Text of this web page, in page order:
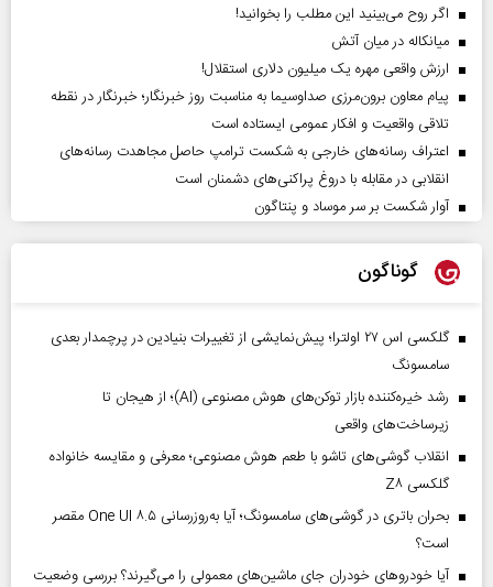
اگر روح می‌بینید این مطلب را بخوانید!
میانکاله در میان آتش
ارزش واقعی مهره یک میلیون دلاری استقلال!
پیام معاون برون‌مرزی صداوسیما به مناسبت روز خبرنگار؛ خبرنگار در نقطه
تلاقی واقعیت و افکار عمومی ایستاده است
اعتراف رسانه‌های خارجی به شکست ترامپ حاصل مجاهدت رسانه‌های
انقلابی در مقابله با دروغ پراکنی‌های دشمنان است
آوار شکست بر سر موساد و پنتاگون
گوناگون
گلکسی اس ۲۷ اولترا؛ پیش‌نمایشی از تغییرات بنیادین در پرچمدار بعدی
سامسونگ
رشد خیره‌کننده بازار توکن‌های هوش مصنوعی (AI)؛ از هیجان تا
زیرساخت‌های واقعی
انقلاب گوشی‌های تاشو‌ با طعم هوش مصنوعی؛ معرفی و مقایسه خانواده
گلکسی Z۸
بحران باتری در گوشی‌های سامسونگ؛ آیا به‌روزرسانی One UI ۸.۵ مقصر
است؟
آیا خودروهای خودران جای ماشین‌های معمولی را می‌گیرند؟ بررسی وضعیت